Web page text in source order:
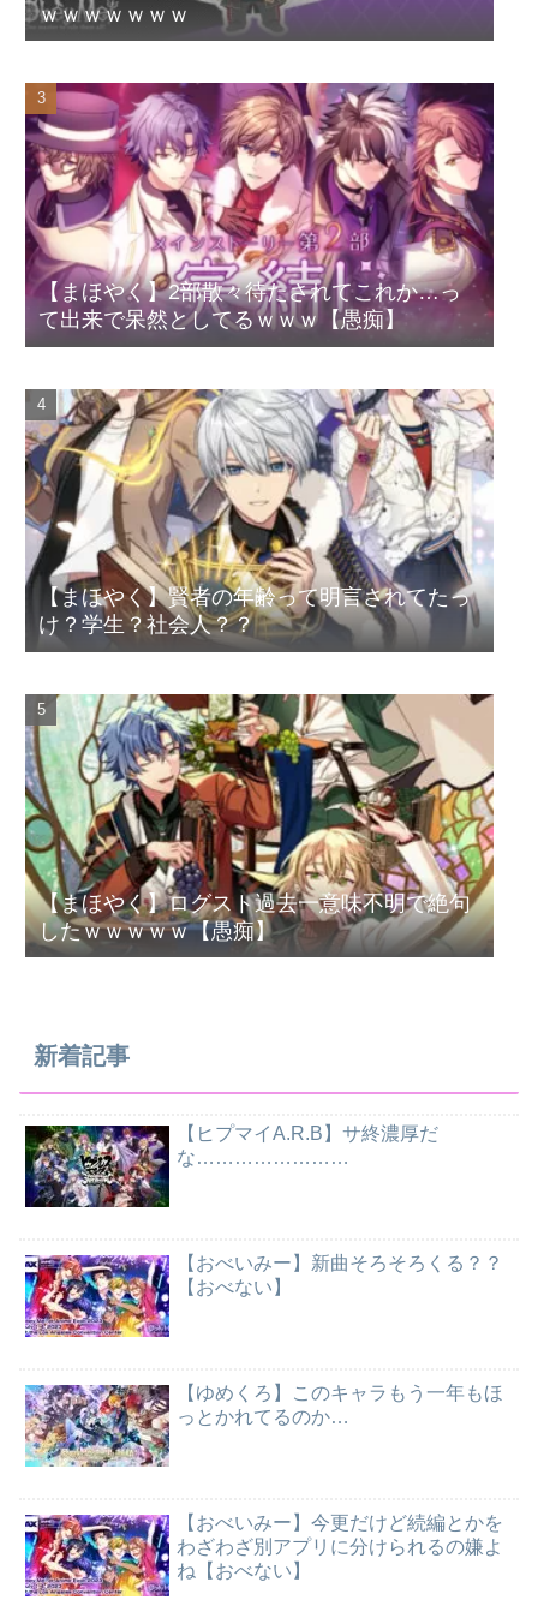
ｗｗｗｗｗｗｗ
【まほやく】2部散々待たされてこれか…っ
て出来で呆然としてるｗｗｗ【愚痴】
【まほやく】賢者の年齢って明言されてたっ
け？学生？社会人？？
【まほやく】ログスト過去一意味不明で絶句
したｗｗｗｗｗ【愚痴】
新着記事
【ヒプマイA.R.B】サ終濃厚だ
な……………………
【おべいみー】新曲そろそろくる？？
【おべない】
【ゆめくろ】このキャラもう一年もほ
っとかれてるのか…
【おべいみー】今更だけど続編とかを
わざわざ別アプリに分けられるの嫌よ
ね【おべない】